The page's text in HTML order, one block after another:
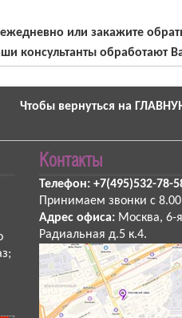
ежедневно или закажите
консультанты обработают
Чтобы вернуться на
Контакты
Телефон: +7(495)532-78-
Принимаем звонки с
Адрес офиса: Москва, 6-я
Радиальная д.5 к.4.